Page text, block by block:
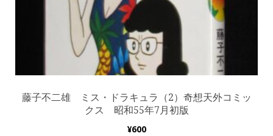
藤子不二雄 ミス・ドラキュラ（2）奇想天外コミッ
クス 昭和55年7月初版
¥600